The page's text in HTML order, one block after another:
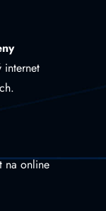
internet
na online